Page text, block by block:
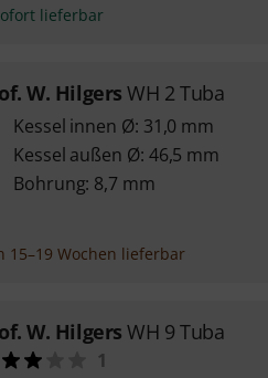
lieferbar
W. Hilgers WH 2 Tuba
Kessel innen Ø: 31,0 mm
Kessel außen Ø: 46,5 mm
Bohrung: 8,7 mm
15–19 Wochen lieferbar
W. Hilgers WH 9 Tuba
1